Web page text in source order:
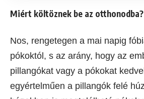
Miért költöznek be az otthonodba?
Nos, rengetegen a mai napig
pókoktól, s az arány, hogy az
pillangókat vagy a pókokat
egyértelműen a pillangók felé